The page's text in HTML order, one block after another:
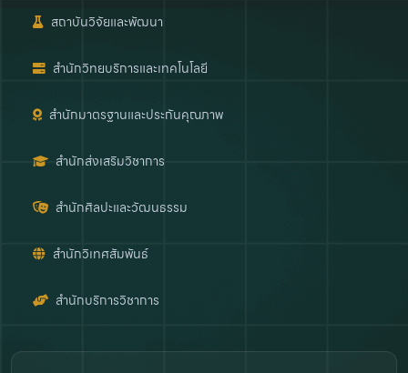
สถาบันวิจัยและพัฒนา
สำนักวิทยบริการและเทคโนโลยี
สำนักมาตรฐานและประกันคุณภาพ
สำนักส่งเสริมวิชาการ
สำนักศิลปะและวัฒนธรรม
สำนักวิเทศสัมพันธ์
สำนักบริการวิชาการ